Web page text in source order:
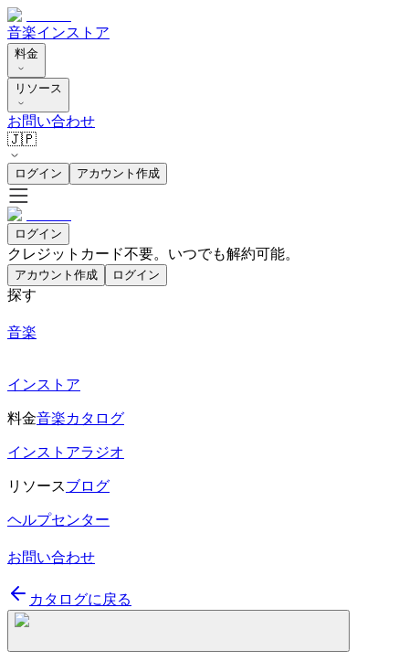
音楽インストア
料金
リソース
お問い合わせ
🇯🇵
ログイン アカウント作成
ログイン
クレジットカード不要。いつでも解約可能。
アカウント作成 ログイン
探す
音楽
インストア
料金音楽カタログ
インストアラジオ
リソースブログ
ヘルプセンター
お問い合わせ
カタログに戻る